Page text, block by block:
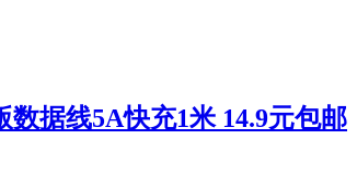
据线5A快充1米 14.9元包邮